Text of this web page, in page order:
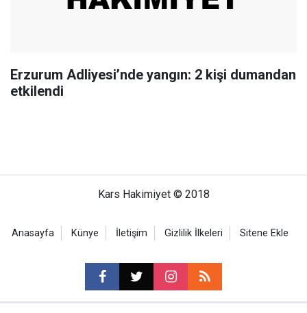
Erzurum Adliyesi’nde yangın: 2 kişi dumandan
etkilendi
Kars Hakimiyet © 2018
Anasayfa Künye İletişim Gizlilik İlkeleri Sitene Ekle